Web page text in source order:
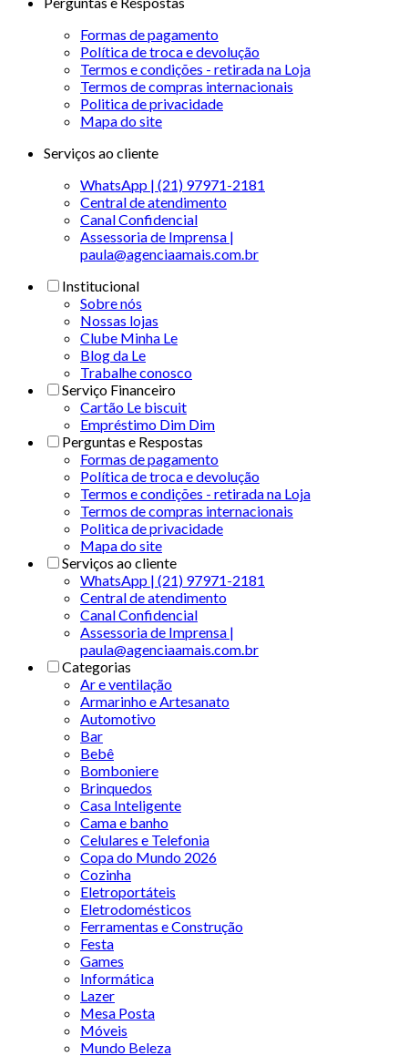
Formas de pagamento
Política de troca e devolução
Termos e condições - retirada na Loja
Termos de compras internacionais
Politica de privacidade
Mapa do site
Serviços ao cliente
WhatsApp | (21) 97971-2181
Central de atendimento
Canal Confidencial
Assessoria de Imprensa |
paula@agenciaamais.com.br
Institucional
Sobre nós
Nossas lojas
Clube Minha Le
Blog da Le
Trabalhe conosco
Serviço Financeiro
Cartão Le biscuit
Empréstimo Dim Dim
Perguntas e Respostas
Formas de pagamento
Política de troca e devolução
Termos e condições - retirada na Loja
Termos de compras internacionais
Politica de privacidade
Mapa do site
Serviços ao cliente
WhatsApp | (21) 97971-2181
Central de atendimento
Canal Confidencial
Assessoria de Imprensa |
paula@agenciaamais.com.br
Categorias
Ar e ventilação
Armarinho e Artesanato
Automotivo
Bar
Bebê
Bomboniere
Brinquedos
Casa Inteligente
Cama e banho
Celulares e Telefonia
Copa do Mundo 2026
Cozinha
Eletroportáteis
Eletrodomésticos
Ferramentas e Construção
Festa
Games
Informática
Lazer
Mesa Posta
Móveis
Mundo Beleza